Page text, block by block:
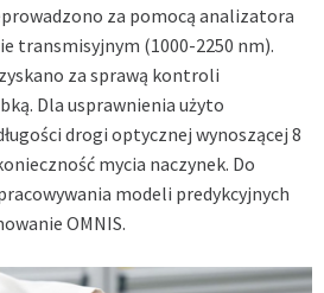
za pomocą analizatora
transmisyjnym (1000-2250 nm).
za sprawą kontroli
Dla usprawnienia użyto
drogi optycznej wynoszącej 8
mycia naczynek. Do
modeli predykcyjnych
OMNIS.